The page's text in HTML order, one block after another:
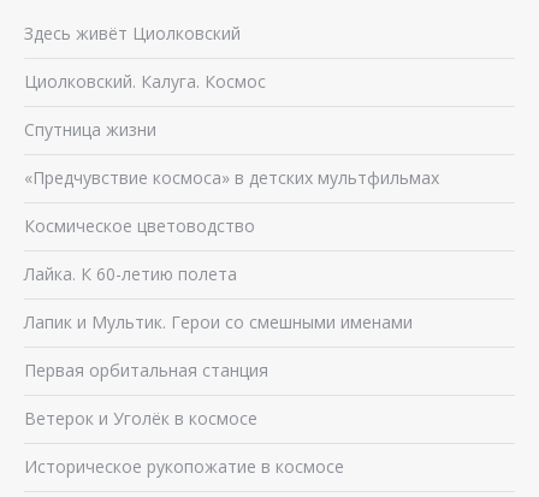
Здесь живёт Циолковский
Циолковский. Калуга. Космос
Спутница жизни
«Предчувствие космоса» в детских мультфильмах
Космическое цветоводство
Лайка. К 60-летию полета
Лапик и Мультик. Герои со смешными именами
Первая орбитальная станция
Ветерок и Уголёк в космосе
Историческое рукопожатие в космосе